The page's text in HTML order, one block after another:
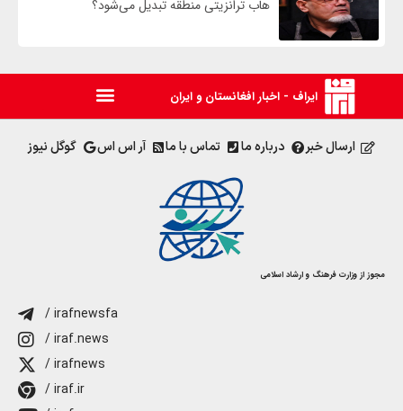
هاب ترانزیتی منطقه تبدیل می‌شود؟
ایراف - اخبار افغانستان و ایران
ارسال خبر درباره ما تماس با ما آر اس اس گوگل نیوز
مجوز از وزارت فرهنگ و ارشاد اسلامی
/ irafnewsfa
/ iraf.news
/ irafnews
/ iraf.ir